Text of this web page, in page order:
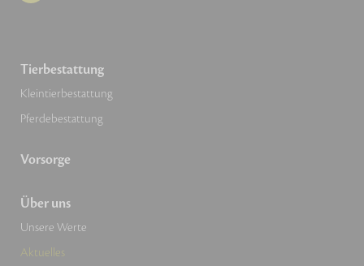
Tierbestattung
Kleintierbestattung
Pferdebestattung
Vorsorge
Über uns
Unsere Werte
Aktuelles